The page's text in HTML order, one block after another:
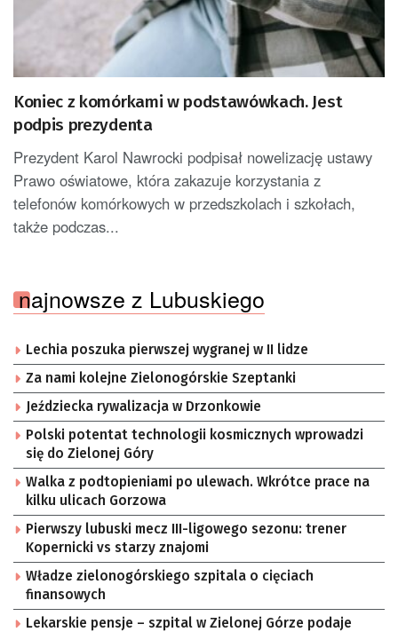
Koniec z komórkami w podstawówkach. Jest
podpis prezydenta
Prezydent Karol Nawrocki podpisał nowelizację ustawy
Prawo oświatowe, która zakazuje korzystania z
telefonów komórkowych w przedszkolach i szkołach,
także podczas...
najnowsze z Lubuskiego
Lechia poszuka pierwszej wygranej w II lidze
Za nami kolejne Zielonogórskie Szeptanki
Jeździecka rywalizacja w Drzonkowie
Polski potentat technologii kosmicznych wprowadzi
się do Zielonej Góry
Walka z podtopieniami po ulewach. Wkrótce prace na
kilku ulicach Gorzowa
Pierwszy lubuski mecz III-ligowego sezonu: trener
Kopernicki vs starzy znajomi
Władze zielonogórskiego szpitala o cięciach
finansowych
Lekarskie pensje – szpital w Zielonej Górze podaje